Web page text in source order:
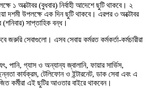
১ অক্টোবর (বুধবার) নির্বাহী আদেশে ছুটি থাকবে। ২
দশমী উপলক্ষে এক দিন ছুটি থাকবে। এরপর ৩ অক্টোবর
সাপ্তাহিক বন্ধ।
জরুরি সেবাগুলো। এসব সেবায় কর্মরত কর্মকর্তা-কর্মচারীরা
পানি, গ্যাস ও অন্যান্য জ্বালানি, ফায়ার সার্ভিস,
কার্যক্রম, টেলিফোন ও ইন্টারনেট, ডাক সেবা এবং এ
কর্মীরা এই ছুটির আওতার বাইরে থাকবেন।